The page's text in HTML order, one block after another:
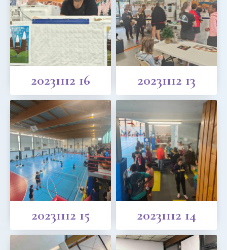
20231112 16 20231112 13
20231112 15 20231112 14